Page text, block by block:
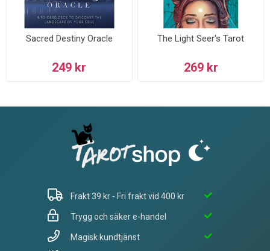
Sacred Destiny Oracle
249 kr
The Light Seer's Tarot
269 kr
Frakt 39 kr - Fri frakt vid 400 kr
Trygg och säker e-handel
Magisk kundtjänst